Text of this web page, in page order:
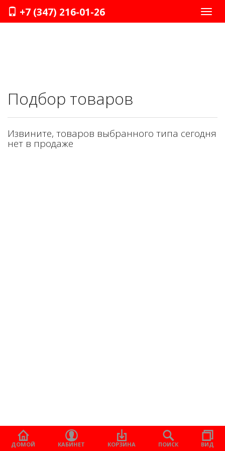
+7 (347) 216-01-26
Подбор товаров
Извините, товаров выбранного типа сегодня
нет в продаже
ДОМОЙ КАБИНЕТ КОРЗИНА ПОИСК ВИД